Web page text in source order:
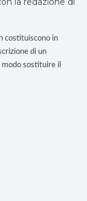
costituiscono in
di un
sostituire il